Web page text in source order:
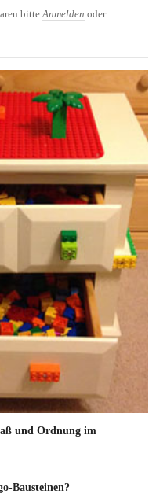
bitteAnmelden oder
und Ordnung im
Bausteinen?